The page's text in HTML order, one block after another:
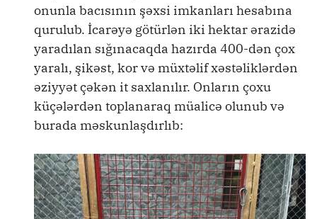
onunla bacısının şəxsi imkanları hesabına
qurulub. İcarəyə götürlən iki hektar ərazidə
yaradılan sığınacaqda hazırda 400-dən çox
yaralı, şikəst, kor və müxtəlif xəstəliklərdən
əziyyət çəkən it saxlanılır. Onların çoxu
küçələrdən toplanaraq müalicə olunub və
burada məskunlaşdırlıb: